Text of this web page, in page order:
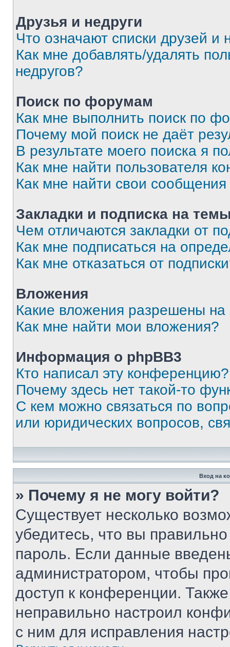
Друзья и недруги
Что означают списки друзей и
Как мне добавлять/удалять
недругов?
Поиск по форумам
Как мне выполнить поиск по
Почему мой поиск не даёт
В результате моего поиска я
Как мне найти пользователя
Как мне найти свои
Закладки и подписка на
Чем отличаются закладки от
Как мне подписаться на
Как мне отказаться от
Вложения
Какие вложения разрешены
Как мне найти мои вложения?
Информация о phpBB3
Кто написал эту конференцию?
Почему здесь нет такой-то
С кем можно связаться по
или юридических вопросов,
Вход на
» Почему я не могу войти?
Существует несколько
убедитесь, что вы
пароль. Если данные
администратором, чтобы
доступ к конференции.
неправильно настроил
с ним для исправления